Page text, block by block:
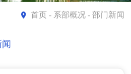
首页- 系部概况 - 部门新闻